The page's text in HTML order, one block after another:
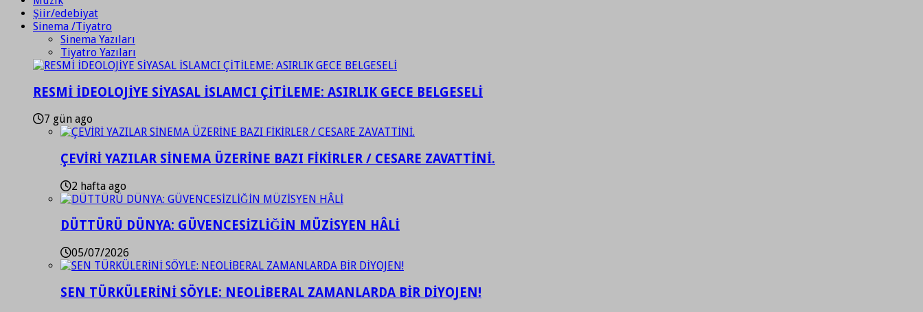
Şiir/edebiyat
Sinema /Tiyatro
Sinema Yazıları
Tiyatro Yazıları
RESMİ İDEOLOJİYE SİYASAL İSLAMCI ÇİTİLEME: ASIRLIK GECE BELGESELİ
7 gün ago
ÇEVİRİ YAZILAR SİNEMA ÜZERİNE BAZI FİKİRLER / CESARE ZAVATTİNİ.
2 hafta ago
DÜTTÜRÜ DÜNYA: GÜVENCESİZLİĞİN MÜZİSYEN HÂLİ
05/07/2026
SEN TÜRKÜLERİNİ SÖYLE: NEOLİBERAL ZAMANLARDA BİR DİYOJEN!